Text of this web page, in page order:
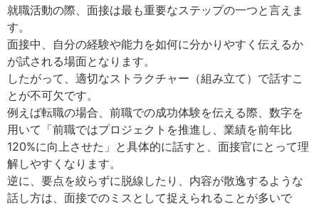
就職活動の際、面接は最も重要なステップの一つと言えま
す。
面接中、自分の経験や能力を如何に分かりやすく伝えるか
が試される場面となります。
したがって、適切なストラクチャー（組み立て）で話すこ
とが不可欠です。
例えば転職の場合、前職での成功体験を伝える際、数字を
用いて「前職ではプロジェクトを推進し、業績を前年比
120%に向上させた」と具体的に話すと、面接官にとって理
解しやすくなります。
逆に、要点を絞らずに脱線したり、内容が散逸するような
話し方は、面接でのミスとして捉えられることが多いで